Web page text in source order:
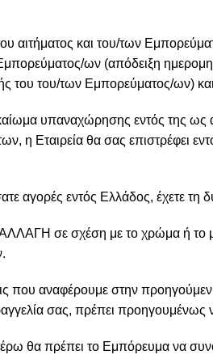
αιτήματος και του/των
ων (απόδειξη
του του/των Εμπορεύματος/ων) και
υπαναχώρησης εντός της
η Εταιρεία θα σας επιστρέφει
αγορές εντός Ελλάδος, έχετε
ΑΛΛΑΓΗ σε σχέση με το χρώμα ή
που αναφέρουμε στην
σας, πρέπει προηγουμένως
θα πρέπει το Εμπόρευμα να